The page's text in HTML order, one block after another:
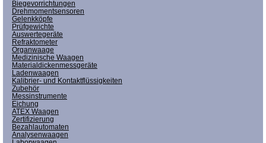
Biegevorrichtungen
Drehmomentsensoren
Gelenkköpfe
Prüfgewichte
Auswertegeräte
Refraktometer
Organwaage
Medizinische Waagen
Materialdickenmessgeräte
Ladenwaagen
Kalibrier- und Kontaktflüssigkeiten
Zubehör
Messinstrumente
Eichung
ATEX Waagen
Zertifizierung
Bezahlautomaten
Analysenwaagen